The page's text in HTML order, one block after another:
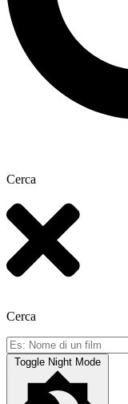
Cerca
Cerca
Toggle Night Mode